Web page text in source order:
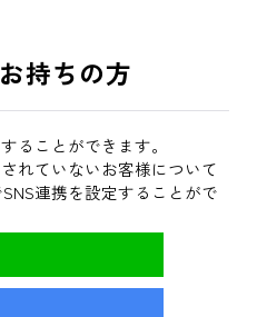
持ちの方
ることができます。
れていないお客様について
連携を設定することがで